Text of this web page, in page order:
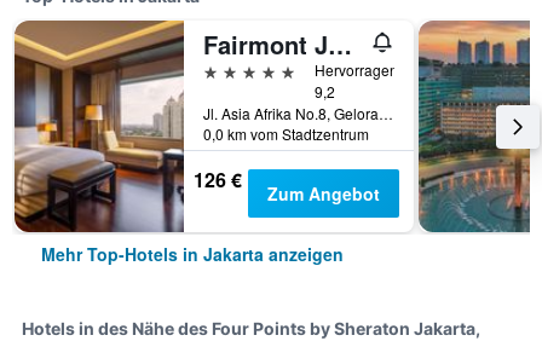
Fairmont Jakarta
5 Sterne
Hervorragend
9,2
Jl. Asia Afrika No.8, Gelora Bung Karno, Jakarta, Indonesien
0,0 km vom Stadtzentrum
126 € Zum Angebot
Mehr Top-Hotels in Jakarta anzeigen
Hotels in des Nähe des Four Points by Sheraton Jakarta,